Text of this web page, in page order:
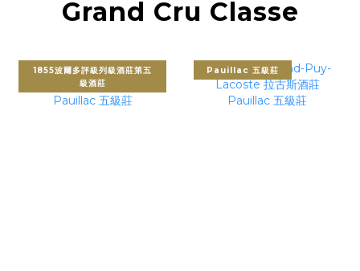
Grand Cru Classe
1855波爾多評級列級酒莊第五
級酒莊
Pauillac 五級莊